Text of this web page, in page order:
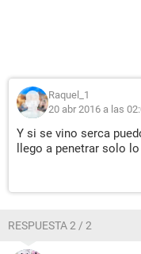
Raquel_1
20 abr 2016 a las
Y si se vino serca
llego a penetrar solo
RESPUESTA 2 / 2